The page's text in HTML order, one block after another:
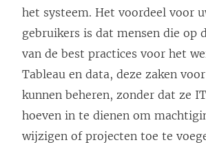
het systeem. Het voordeel voor
gebruikers is dat mensen die op
van de best practices voor het
Tableau en data, deze zaken
kunnen beheren, zonder dat ze
hoeven in te dienen om
wijzigen of projecten toe te